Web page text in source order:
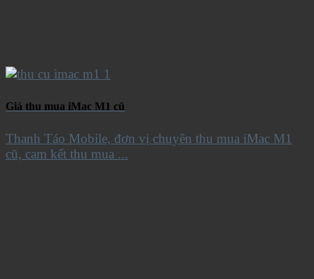
Giá thu mua iMac M1 cũ
Thanh Táo Mobile, đơn vị chuyên thu mua iMac M1
cũ, cam kết thu mua ...